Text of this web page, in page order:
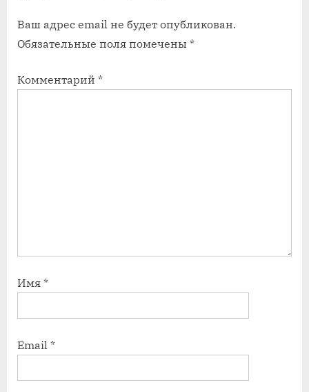
п
и
ь
п
и
ь
Ваш адрес email не будет опубликован.
Обязательные поля помечены *
Комментарий *
Имя *
Email *